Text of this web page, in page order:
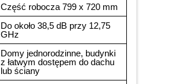
Część robocza 799 x 720 mm
Do około 38,5 dB przy 12,75
GHz
Domy jednorodzinne, budynki
z łatwym dostępem do dachu
lub ściany